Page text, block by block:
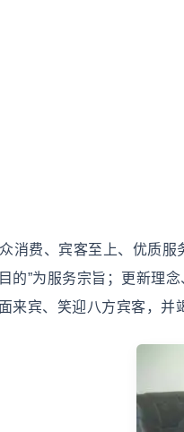
消费、宾客至上、优质服
的”为服务宗旨；更新理
来宾、笑迎八方宾客，并